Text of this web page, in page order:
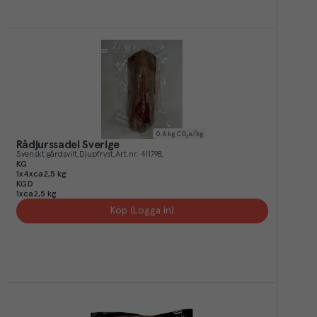
0.6 kg CO₂e/kg
Rådjurssadel Sverige
Svenskt gårdsvilt Djupfryst Art.nr. 411798
KG
1x4xca2,5 kg
KGD
1xca2,5 kg
Köp (Logga in)